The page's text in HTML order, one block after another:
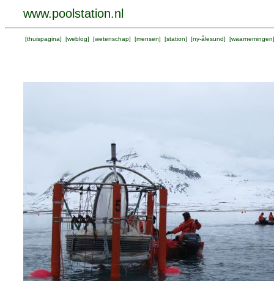
www.poolstation.nl
[thuispagina] [weblog] [wetenschap] [mensen] [station] [ny-ålesund] [waarnemingen